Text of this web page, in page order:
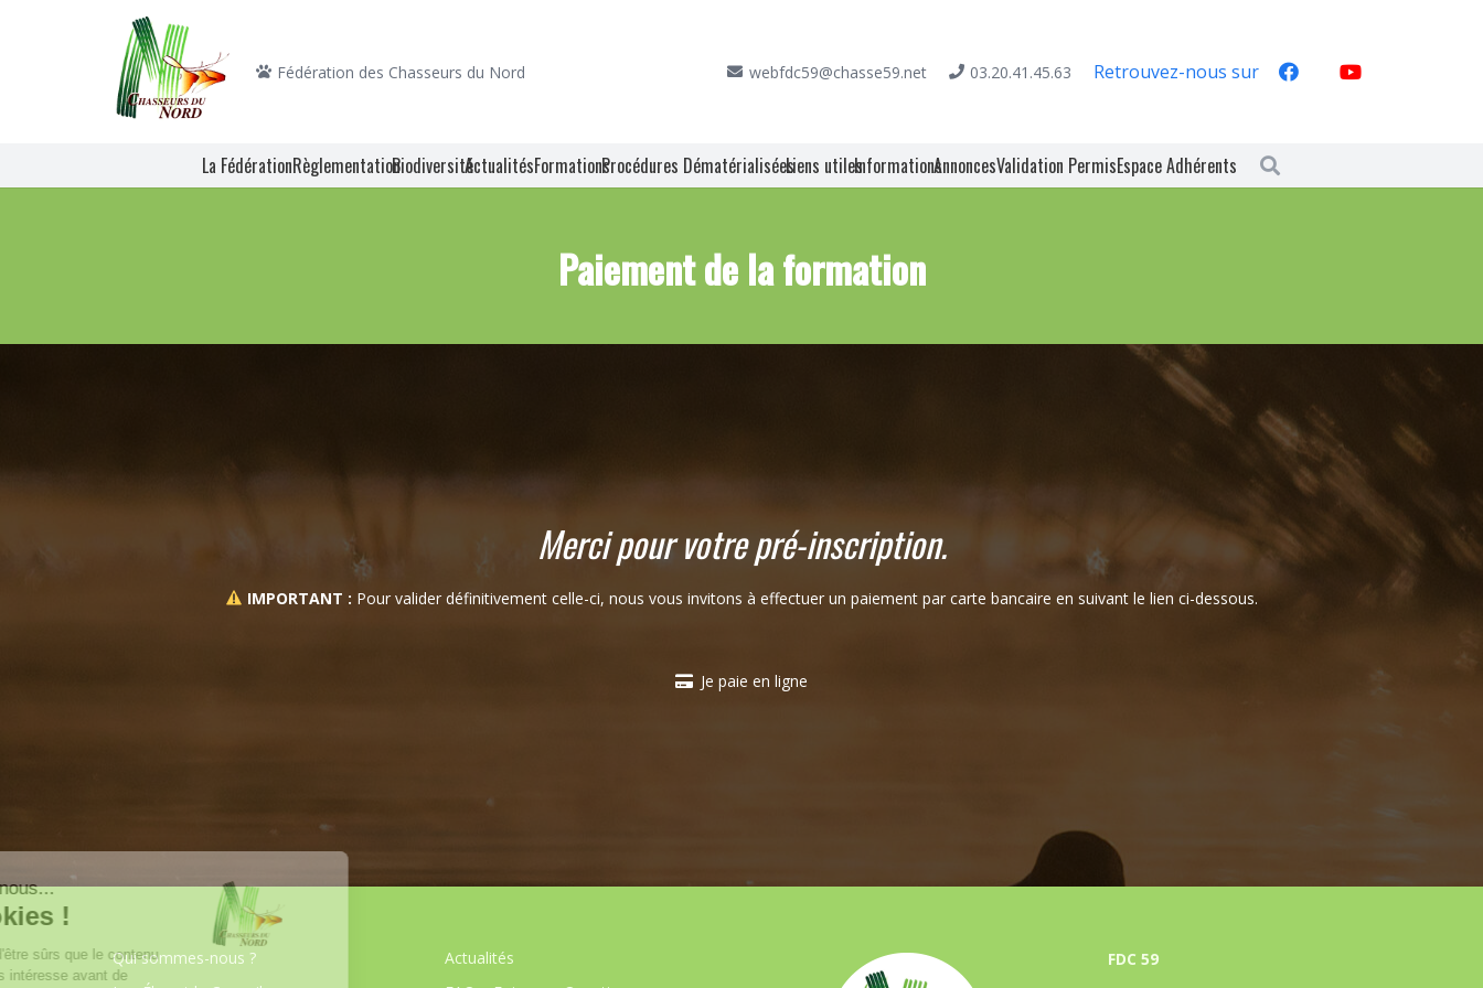
Fédération des Chasseurs du Nord webfdc59@chasse59.net 03.20.41.45.63 Retrouvez-nous sur
La FédérationRèglementationBiodiversitéActualitésFormationsProcédures DématérialiséesLiens utilesInformationsAnnoncesValidation PermisEspace Adhérents
Paiement de la formation
Merci pour votre pré-inscription.
IMPORTANT : Pour valider définitivement celle-ci, nous vous invitons à effectuer un paiement par carte bancaire en suivant le lien ci-dessous.
Je paie en ligne
Qui sommes-nous ?
Actualités
FDC 59